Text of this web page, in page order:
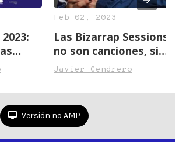
Feb 02, 2023
Las Bizarrap Sessions
no son canciones, sino
eventos
Javier Cendrero
Versión no AMP